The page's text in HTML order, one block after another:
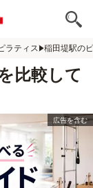
ラティス 稲田堤駅の
比較して